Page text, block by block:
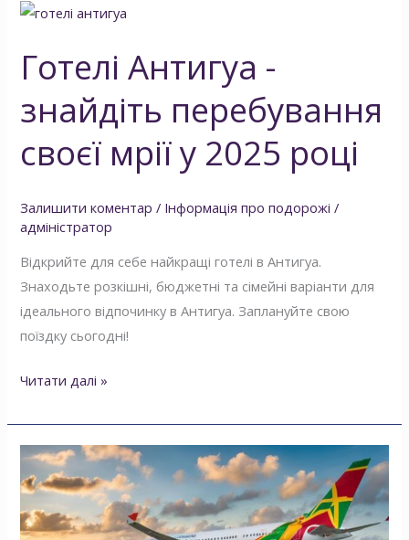
Готелі Антигуа -
знайдіть перебування
своєї мрії у 2025 році
Залишити коментар / Інформація про подорожі /
адміністратор
Відкрийте для себе найкращі готелі в Антигуа.
Знаходьте розкішні, бюджетні та сімейні варіанти для
ідеального відпочинку в Антигуа. Заплануйте свою
поїздку сьогодні!
Готелі
-
знайдіть
перебування
мрії
2025
році
Читати далі »
Майамі
до
Гренади:
Ваш